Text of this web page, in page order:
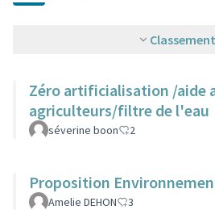
Zéro artificialisation /aide
agriculteurs/filtre de l'eau
séverine boon 2
Proposition
Amelie DEHON 3